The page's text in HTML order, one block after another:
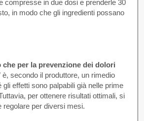
compresse in due dosi e prenderle 30
in modo che gli ingredienti possano
che per la prevenzione dei dolori
è, secondo il produttore, un rimedio
effetti sono palpabili già nelle prime
per ottenere risultati ottimali, si
regolare per diversi mesi.